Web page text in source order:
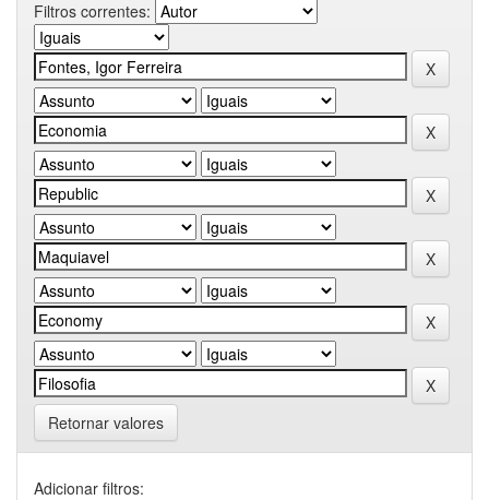
Filtros correntes:
Retornar valores
Adicionar filtros: